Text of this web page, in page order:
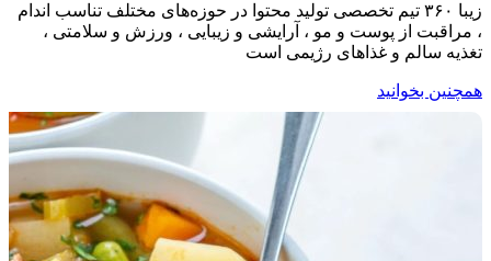
زیبا ۳۶۰ تیم تخصصی تولید محتوا در حوزه‌های مختلف تناسب اندام
، مراقبت از پوست و مو ، آرایشی و زیبایی ، ورزش و سلامتی ،
تغذیه سالم و غذاهای رژیمی است
همچنین بخوانید